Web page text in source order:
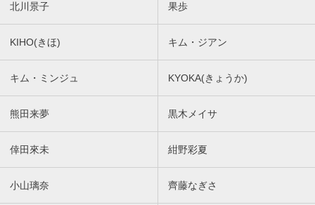
北川景子 果歩
KIHO(きほ) キム・ジアン
キム・ミンジュ KYOKA(きょうか)
熊田来夢 黒木メイサ
倖田來未 紺野彩夏
小山璃奈 齊藤なぎさ